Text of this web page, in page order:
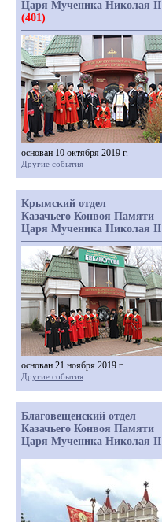
Царя Мученика Николая II
(401)
основан 10 октября 2019 г.
Другие события
Крымский отдел
Казачьего Конвоя Памяти
Царя Мученика Николая II
основан 21 ноября 2019 г.
Другие события
Благовещенский отдел
Казачьего Конвоя Памяти
Царя Мученика Николая II